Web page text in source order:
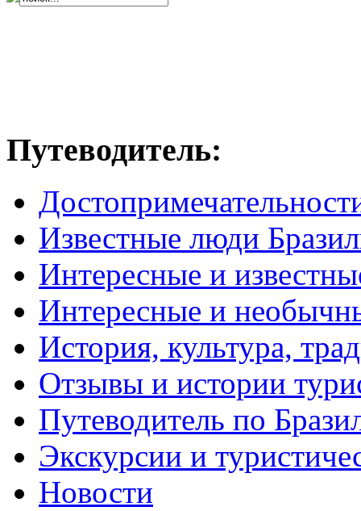
Путеводитель:
Известные люди
Интересные и
Интересные и
История, культура,
Отзывы и истории
Путеводитель по
Экскурсии и
Новости